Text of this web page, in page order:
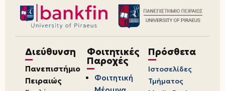
Διεύθυνση
Πανεπιστήμιο
Πειραιώς
Φοιτητικές
Παροχές
Φοιτητική
Πρόσθετα
Ιστοσελίδες
Τμήματος